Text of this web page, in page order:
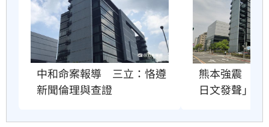
中和命案報導　三立：恪遵
新聞倫理與查證
熊本強震　三
日文發聲」祈